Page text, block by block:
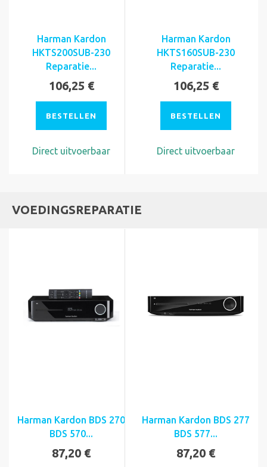
Harman Kardon
HKTS200SUB-230
Reparatie...
106,25 €
BESTELLEN
Direct uitvoerbaar
Harman Kardon
HKTS160SUB-230
Reparatie...
106,25 €
BESTELLEN
Direct uitvoerbaar
VOEDINGSREPARATIE
Harman Kardon BDS 270
BDS 570...
87,20 €
Harman Kardon BDS 277
BDS 577...
87,20 €